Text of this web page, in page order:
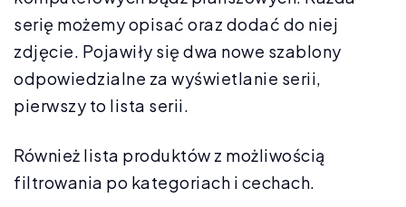
serię możemy opisać oraz dodać do niej
zdjęcie. Pojawiły się dwa nowe szablony
odpowiedzialne za wyświetlanie serii,
pierwszy to lista serii.
Również lista produktów z możliwością
filtrowania po kategoriach i cechach.